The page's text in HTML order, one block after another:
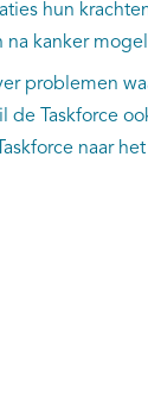
hun
kanker
problemen
Taskforce
naar